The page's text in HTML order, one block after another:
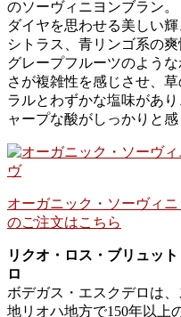
のソーヴィニヨンブラン。
ダイヤを思わせる美しい
シトラス、青リンゴ系の
グレープフルーツのよう
さが複雑性を感じさせ、
ラルとわずかな塩味があ
ャープな酸がしっかりと感
オーガニック・ソーヴィ
のご注文はこちら
リクオ・ロス・ブリュッ
ロ
ボデガス・エスクデロは
地リオハ地方で150年以上